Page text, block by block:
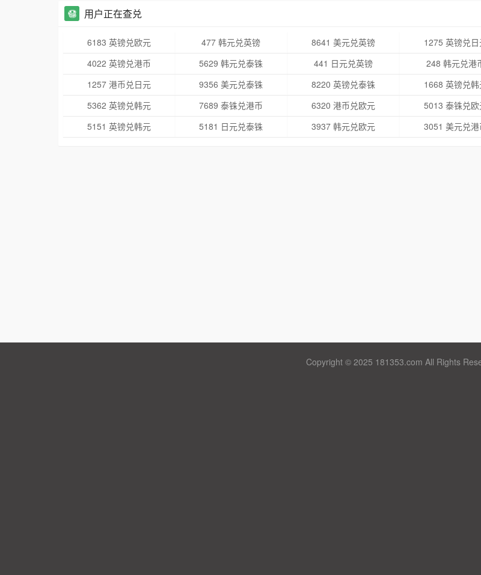
用户正在查兑
6183 英镑兑欧元 477 韩元兑英镑 8641 美元兑英镑
1275 英镑兑
4022 英镑兑港币
5629 韩元兑泰铢 441 日元兑英镑
248 韩元兑港
1257 港币兑日元
9356 美元兑泰铢 8220 英镑兑泰铢
1668 英镑兑
5362 英镑兑韩元
7689 泰铢兑港币 6320 港币兑欧元
5013 泰铢兑
5151 英镑兑韩元
5181 日元兑泰铢 3937 韩元兑欧元 3051 美元兑港
Copyright © 2025 181353.com All Rights